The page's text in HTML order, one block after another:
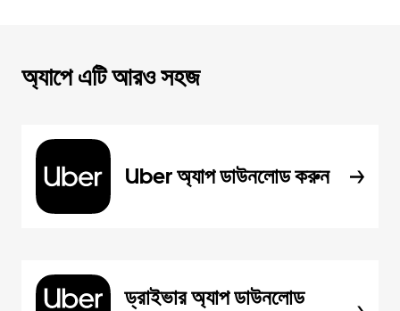
অ্যাপে এটি আরও সহজ
Uber অ্যাপ ডাউনলোড করুন
ড্রাইভার অ্যাপ ডাউনলোড